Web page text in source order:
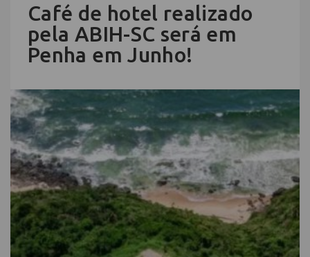
Café de hotel realizado
pela ABIH-SC será em
Penha em Junho!